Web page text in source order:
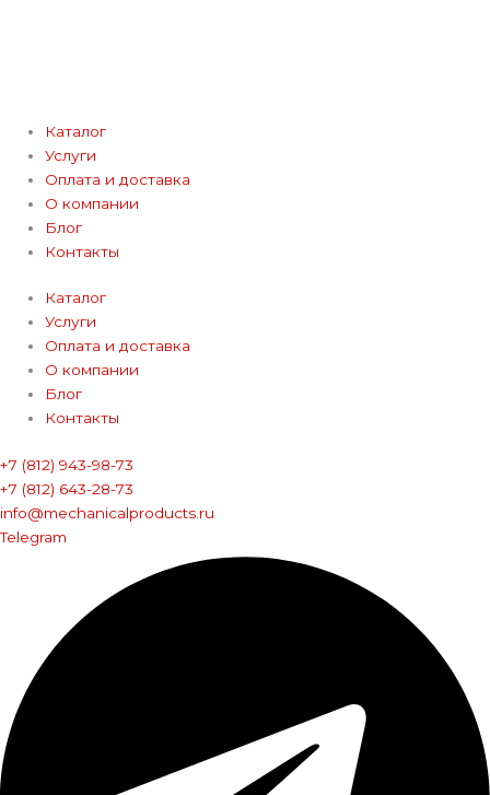
Каталог
Услуги
Оплата и доставка
О компании
Блог
Контакты
Каталог
Услуги
Оплата и доставка
О компании
Блог
Контакты
+7 (812) 943-98-73
+7 (812) 643-28-73
info@mechanicalproducts.ru
Telegram